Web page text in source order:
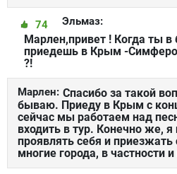
Эльмаз:
74
Марлен,привет ! Когда ты
приедешь в Крым -
?!
Марлен: Спасибо за такой
бываю. Приеду в Крым с
сейчас мы работаем над
входить в тур. Конечно же,
проявлять себя и
многие города, в частности